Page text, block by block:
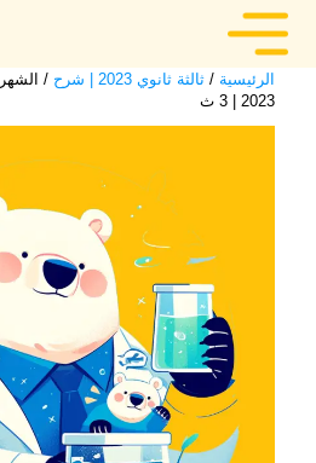
الرئيسية /ثالثة ثانوي 2023 | شرح
/ الشهر
2023 | 3 ث